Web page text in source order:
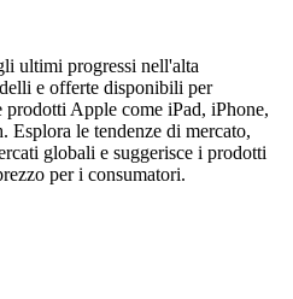
ultimi progressi nell'alta
e offerte disponibili per
Apple come iPad, iPhone,
le tendenze di mercato,
globali e suggerisce i prodotti
per i consumatori.